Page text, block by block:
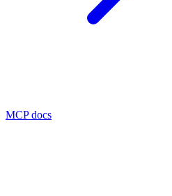
MCP docs